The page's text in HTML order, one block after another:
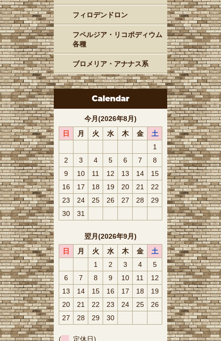
フィロデンドロン
フペルジア・リコポディウム
各種
ブロメリア・アナナス系
Calendar
今月(2026年8月)
日
月 火 水 木 金
土
1
2
3 4 5 6 7
8
9
10 11 12 13 14
15
16
17 18 19 20 21
22
23
24 25 26 27 28
29
30
31
翌月(2026年9月)
日
月 火 水 木 金
土
1
2 3 4
5
6
7 8 9 10 11
12
13
14 15 16 17 18
19
20
21 22 23 24 25
26
27
28 29 30
( 定休日)